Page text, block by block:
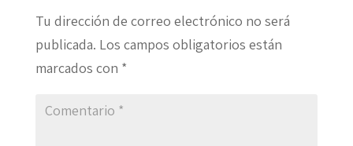
Tu dirección de correo electrónico no será
publicada. Los campos obligatorios están
marcados con *